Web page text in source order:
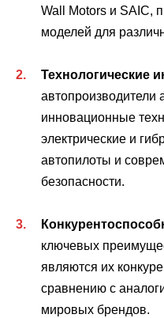
Wall Motors и SAIC,
моделей для
Технологические
автопроизводители
инновационные
электрические и
автопилоты и
безопасности.
ключевых
являются их
сравнению с
мировых брендов.